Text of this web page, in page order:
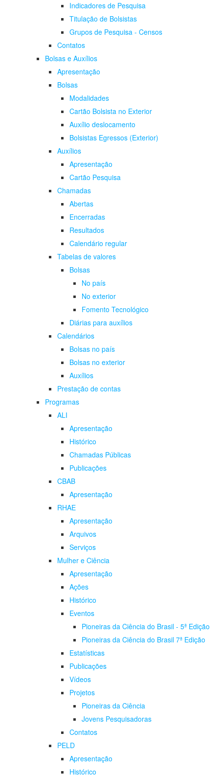
Indicadores de Pesquisa
Titulação de Bolsistas
Grupos de Pesquisa - Censos
Contatos
Bolsas e Auxílios
Apresentação
Bolsas
Modalidades
Cartão Bolsista no Exterior
Auxílio deslocamento
Bolsistas Egressos (Exterior)
Auxílios
Apresentação
Cartão Pesquisa
Chamadas
Abertas
Encerradas
Resultados
Calendário regular
Tabelas de valores
Bolsas
No país
No exterior
Fomento Tecnológico
Diárias para auxílios
Calendários
Bolsas no país
Bolsas no exterior
Auxílios
Prestação de contas
Programas
ALI
Apresentação
Histórico
Chamadas Públicas
Publicações
CBAB
Apresentação
RHAE
Apresentação
Arquivos
Serviços
Mulher e Ciência
Apresentação
Ações
Histórico
Eventos
Pioneiras da Ciência do Brasil - 5ª Edição
Pioneiras da Ciência do Brasil 7ª Edição
Estatísticas
Publicações
Vídeos
Projetos
Pioneiras da Ciência
Jovens Pesquisadoras
Contatos
PELD
Apresentação
Histórico